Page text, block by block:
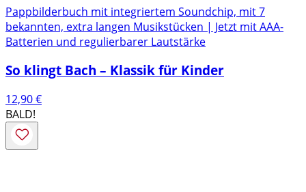
Pappbilderbuch mit integriertem Soundchip, mit 7
bekannten, extra langen Musikstücken | Jetzt mit AAA-
Batterien und regulierbarer Lautstärke
So klingt Bach – Klassik für Kinder
12,90€
BALD!